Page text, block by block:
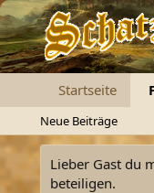
Startseite
Neue Beiträge
Lieber Gast du
beteiligen.